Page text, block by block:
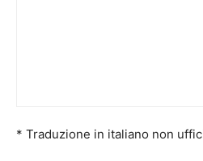
* Traduzione in italiano non